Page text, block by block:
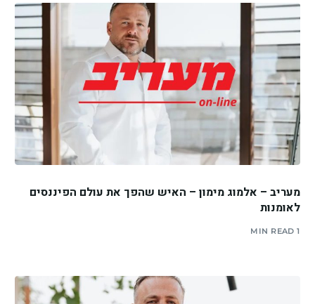
מעריב – אלמוג מימון – האיש שהפך את עולם הפיננסים
לאומנות
1 MIN READ